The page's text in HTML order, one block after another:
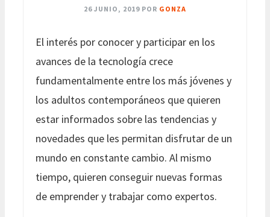
26 JUNIO, 2019 POR GONZA
El interés por conocer y participar en los
avances de la tecnología crece
fundamentalmente entre los más jóvenes y
los adultos contemporáneos que quieren
estar informados sobre las tendencias y
novedades que les permitan disfrutar de un
mundo en constante cambio. Al mismo
tiempo, quieren conseguir nuevas formas
de emprender y trabajar como expertos.